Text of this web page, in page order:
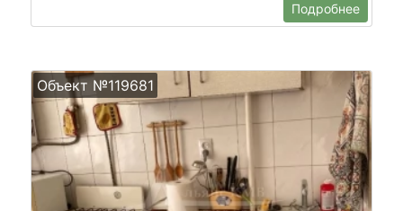
Подробнее
Объект №119681